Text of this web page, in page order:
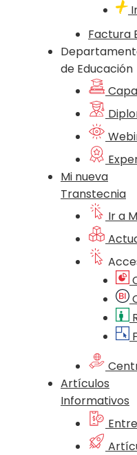
Factura
de Educación
Mi nueva
Transtecnia
Ir a
Artículos
Informativos